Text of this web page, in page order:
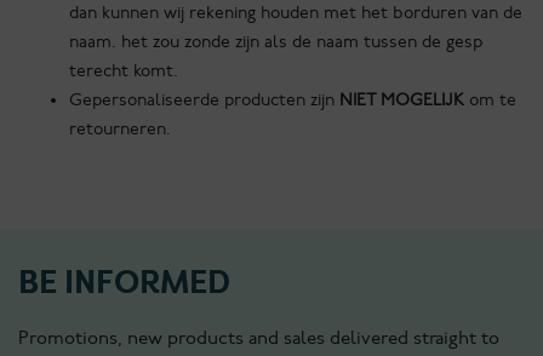
dan kunnen wij rekening houden met het borduren van de
naam. het zou zonde zijn als de naam tussen de gesp
terecht komt.
Gepersonaliseerde producten zijn NIET MOGELIJK om te
retourneren.
BE INFORMED
Promotions, new products and sales delivered straight to